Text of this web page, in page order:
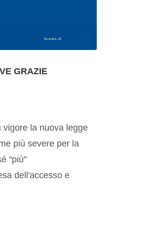
GRAZIE
vigore la nuova legge
più severe per la
"più"
dell'accesso e